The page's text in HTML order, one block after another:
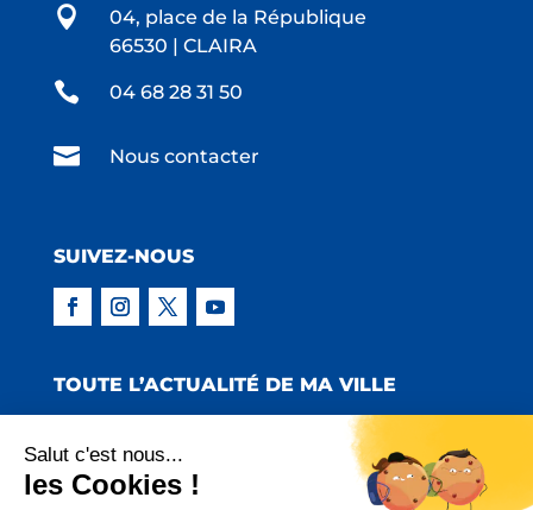

04, place de la République
66530 | CLAIRA
 04 68 28 31 50
 Nous contacter
SUIVEZ-NOUS
TOUTE L’ACTUALITÉ DE MA VILLE
Salut c'est nous...
les Cookies !